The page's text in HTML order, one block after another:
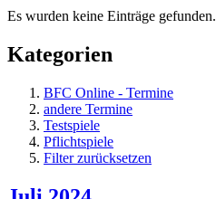
Es wurden keine Einträge gefunden.
Kategorien
BFC Online - Termine
andere Termine
Testspiele
Pflichtspiele
Filter zurücksetzen